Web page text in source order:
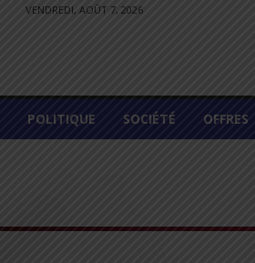
VENDREDI, AOÛT 7, 2026
POLITIQUE SOCIÉTÉ OFFRES